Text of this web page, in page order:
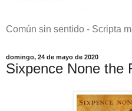
Común sin sentido - Scripta
domingo, 24 de mayo de 2020
Sixpence None